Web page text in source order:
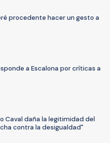
procedente hacer un gesto a
a Escalona por críticas a
Caval daña la legitimidad del
contra la desigualdad"